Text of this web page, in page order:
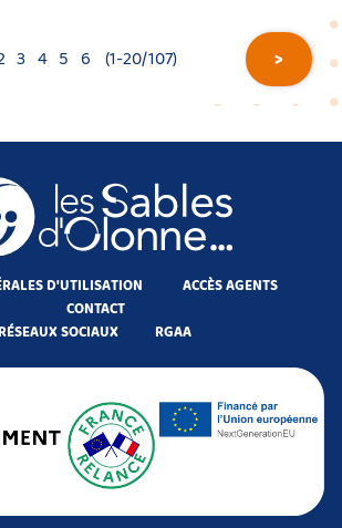
(1-20/107)
3 4 5 6 >
D'UTILISATION
ACCÈS AGENTS
CONTACT
RÉSEAUX SOCIAUX
RGAA